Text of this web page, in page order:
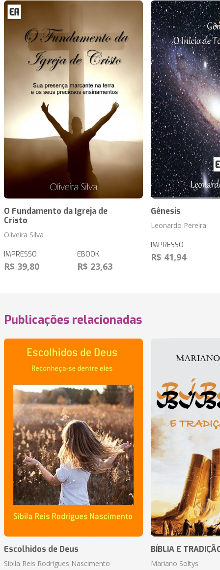
O Fundamento da Igreja de
Cristo
Oliveira Silva
IMPRESSO
R$ 39,80
EBOOK
R$ 23,63
Gênesis
Leonardo Pereira
IMPRESSO
R$ 41,94
Publicações relacionadas
Escolhidos de Deus
Sibila Reis Rodrigues Nascimento
BÍBLIA E
Mariano Soltys